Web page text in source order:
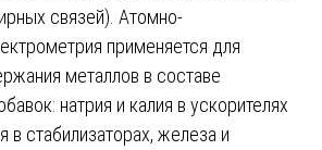
связей). Атомно-
применяется для
металлов в составе
натрия и калия в ускорителях
в стабилизаторах, железа и